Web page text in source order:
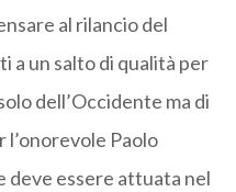
al rilancio del
a un salto di qualità per
dell’Occidente ma di
l’onorevole Paolo
deve essere attuata nel